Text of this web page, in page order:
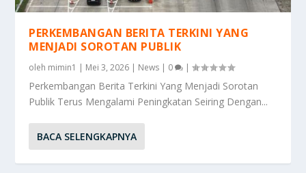
PERKEMBANGAN BERITA TERKINI YANG
MENJADI SOROTAN PUBLIK
oleh mimin1 | Mei 3, 2026 | News | 0 |
Perkembangan Berita Terkini Yang Menjadi Sorotan
Publik Terus Mengalami Peningkatan Seiring Dengan...
BACA SELENGKAPNYA